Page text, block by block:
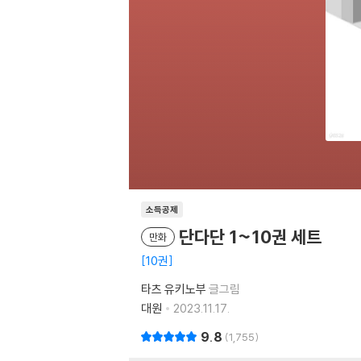
소득공제
만화 단다단 1~10권 세트
10권
타츠 유키노부 글그림
대원
2023.11.17.
9.8 1,755